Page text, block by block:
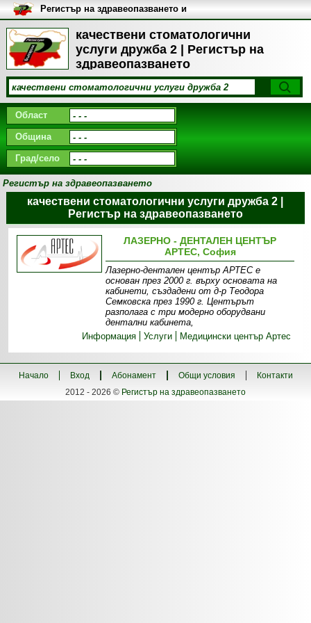
качествени стоматологични
услуги дружба 2 | Регистър на
здравеопазването
Регистър на здравеопазването и
медицинските заведения в
България
Област
Община
Град/село
Регистър на здравеопазването
качествени стоматологични услуги дружба 2 |
Регистър на здравеопазването
ЛАЗЕРНО - ДЕНТАЛЕН ЦЕНТЪР
АРТЕС, София
Лазерно-дентален център АРТЕС е
основан през 2000 г. върху основата на
кабинети, създадени от д-р Теодора
Семковска през 1990 г. Центърът
разполага с три модерно оборудвани
дентални кабинета,
Информация
Услуги Медицински център Артес
Начало Вход Абонамент Общи условия
Контакти
2012 - 2026 © Регистър на здравеопазването